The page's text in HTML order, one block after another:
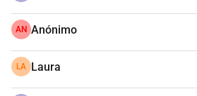
AN Anónimo
LA Laura